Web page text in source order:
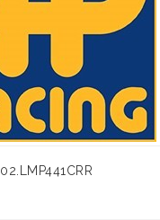
02.LMP441CRR